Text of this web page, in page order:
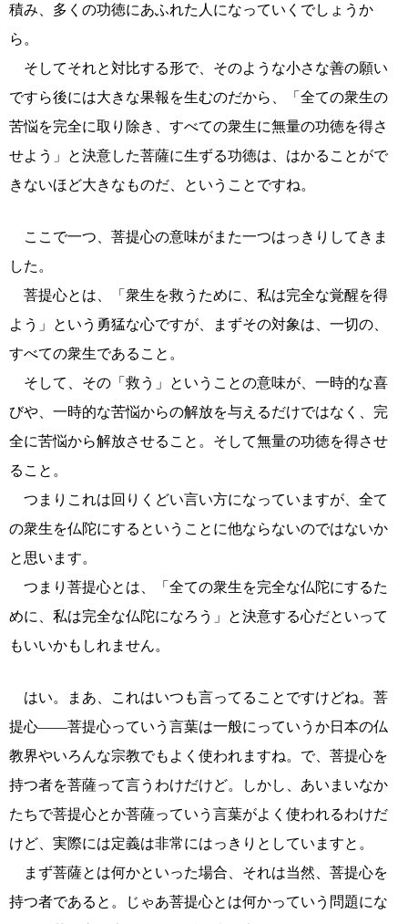
積み、多くの功徳にあふれた人になっていくでしょうか
ら。
そしてそれと対比する形で、そのような小さな善の願い
ですら後には大きな果報を生むのだから、「全ての衆生の
苦悩を完全に取り除き、すべての衆生に無量の功徳を得さ
せよう」と決意した菩薩に生ずる功徳は、はかることがで
きないほど大きなものだ、ということですね。
ここで一つ、菩提心の意味がまた一つはっきりしてきま
した。
菩提心とは、「衆生を救うために、私は完全な覚醒を得
よう」という勇猛な心ですが、まずその対象は、一切の、
すべての衆生であること。
そして、その「救う」ということの意味が、一時的な喜
びや、一時的な苦悩からの解放を与えるだけではなく、完
全に苦悩から解放させること。そして無量の功徳を得させ
ること。
つまりこれは回りくどい言い方になっていますが、全て
の衆生を仏陀にするということに他ならないのではないか
と思います。
つまり菩提心とは、「全ての衆生を完全な仏陀にするた
めに、私は完全な仏陀になろう」と決意する心だといって
もいいかもしれません。
はい。まあ、これはいつも言ってることですけどね。菩
提心――菩提心っていう言葉は一般にっていうか日本の仏
教界やいろんな宗教でもよく使われますね。で、菩提心を
持つ者を菩薩って言うわけだけど。しかし、あいまいなか
たちで菩提心とか菩薩っていう言葉がよく使われるわけだ
けど、実際には定義は非常にはっきりとしていますと。
まず菩薩とは何かといった場合、それは当然、菩提心を
持つ者であると。じゃあ菩提心とは何かっていう問題にな